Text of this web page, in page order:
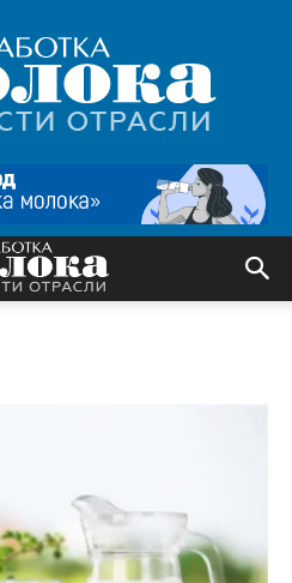
Переработка
молока
|
Новости